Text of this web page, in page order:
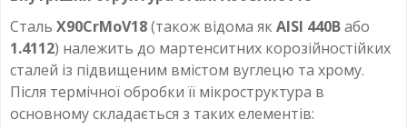
Сталь X90CrMoV18(також відома як AISI 440Bабо
1.4112) належить до мартенситних корозійностійких
сталей із підвищеним вмістом вуглецю та хрому.
Після термічної обробки її мікроструктура в
основному складається з таких елементів: